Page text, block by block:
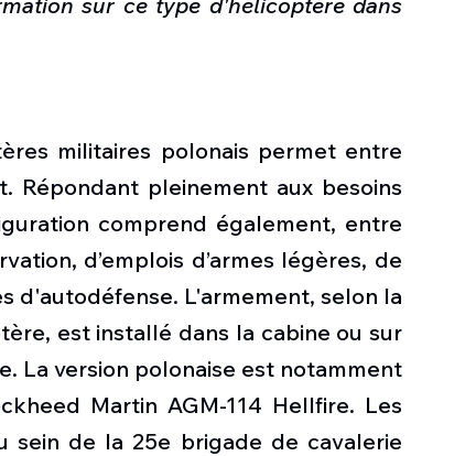
militaires polonais permet entre
Répondant pleinement aux besoins
comprend également, entre
d’emplois d’armes légères, de
d'autodéfense. L'armement, selon la
est installé dans la cabine ou sur
La version polonaise est notamment
Martin AGM-114 Hellfire. Les
sein de la 25e brigade de cavalerie